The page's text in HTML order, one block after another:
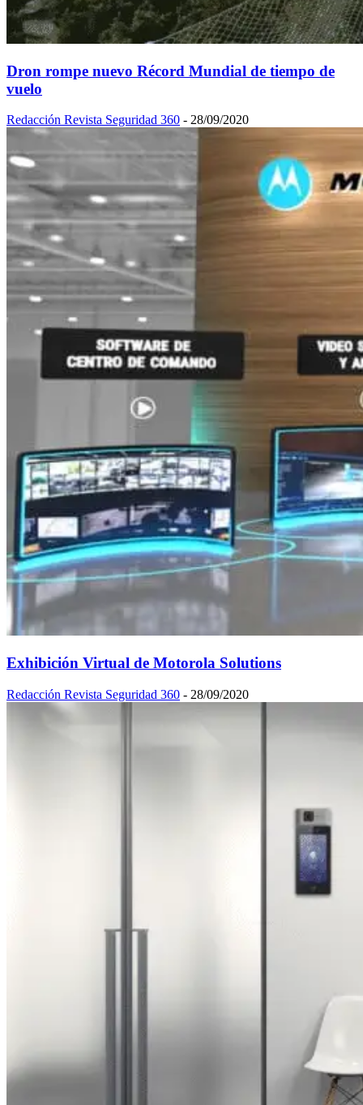
Dron rompe nuevo Récord Mundial de tiempo de
vuelo
Redacción Revista Seguridad 360 - 28/09/2020
Exhibición Virtual de Motorola Solutions
Redacción Revista Seguridad 360 - 28/09/2020